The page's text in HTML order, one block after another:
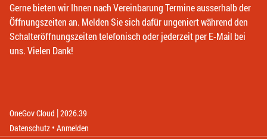
Gerne bieten wir Ihnen nach Vereinbarung Termine ausserhalb der
Öffnungszeiten an. Melden Sie sich dafür ungeniert während den
Schalteröffnungszeiten telefonisch oder jederzeit per E-Mail bei
uns. Vielen Dank!
OneGov Cloud (External Link)
|2026.39
Datenschutz (External Link)
Anmelden